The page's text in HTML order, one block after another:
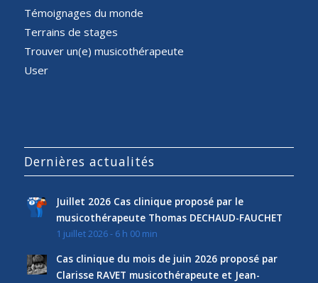
Témoignages du monde
Terrains de stages
Trouver un(e) musicothérapeute
User
Dernières actualités
Juillet 2026 Cas clinique proposé par le
musicothérapeute Thomas DECHAUD-FAUCHET
1 juillet 2026 - 6 h 00 min
Cas clinique du mois de juin 2026 proposé par
Clarisse RAVET musicothérapeute et Jean-